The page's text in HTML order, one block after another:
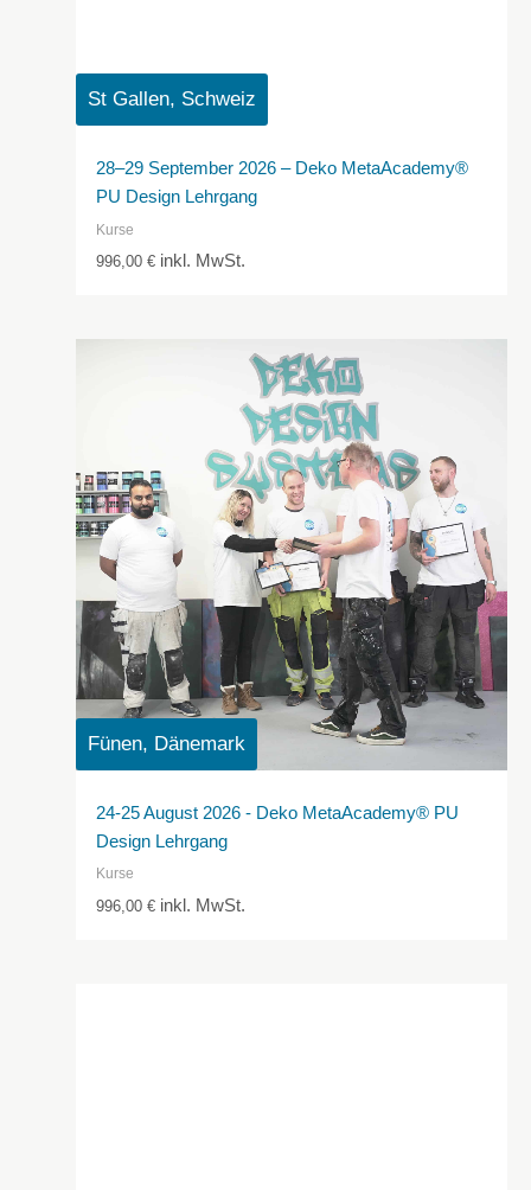
St Gallen, Schweiz
28–29 September 2026 – Deko MetaAcademy®
PU Design Lehrgang
Kurse
996,00€ inkl. MwSt.
Fünen, Dänemark
24-25 August 2026 - Deko MetaAcademy® PU
Design Lehrgang
Kurse
996,00€ inkl. MwSt.